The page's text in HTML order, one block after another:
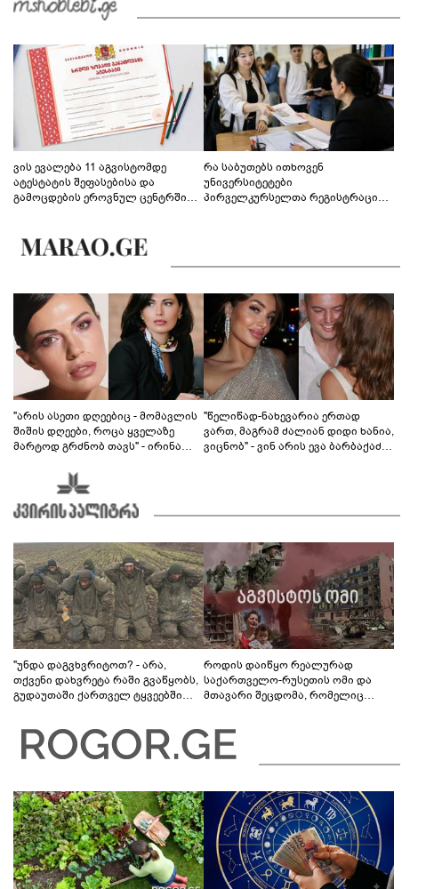
ვის ევალება 11 აგვისტომდე
ატესტატის შეფასებისა და
გამოცდების ეროვნულ ცენტრში
რა საბუთებს ითხოვენ
უნივერსიტეტები
პირველკურსელთა რეგისტრაციის
"არის ასეთი დღეებიც - მომავლის
შიშის დღეები, როცა ყველაზე
მარტოდ გრძნობ თავს" - ირინა
"წელიწად-ნახევარია ერთად
ვართ, მაგრამ ძალიან დიდი ხანია,
ვიცნობ" - ვინ არის ევა ბარბაქაძის
"უნდა დაგვხვრიტოთ? - არა,
თქვენი დახვრეტა რაში გვაწყობს,
გუდაუთაში ქართველ ტყვეებში
როდის დაიწყო რეალურად
საქართველო-რუსეთის ომი და
მთავარი შეცდომა, რომელიც